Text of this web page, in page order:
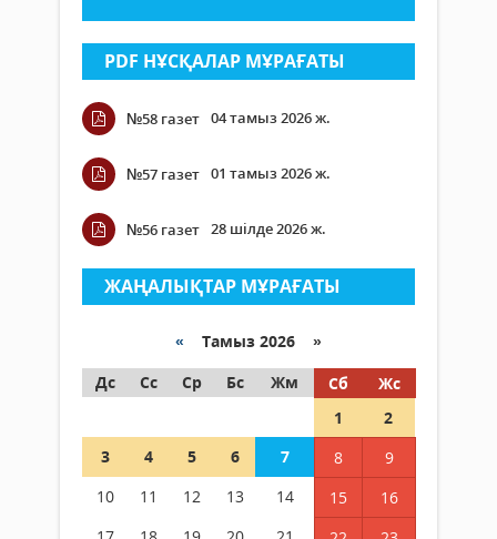
PDF НҰСҚАЛАР МҰРАҒАТЫ
№58 газет 04 тамыз 2026 ж.
№57 газет 01 тамыз 2026 ж.
№56 газет 28 шілде 2026 ж.
ЖАҢАЛЫҚТАР МҰРАҒАТЫ
« Тамыз 2026 »
Дс
Сс Ср Бс Жм Сб
Жс
1
2
3
4 5 6 7 8
9
10
11 12 13 14 15
16